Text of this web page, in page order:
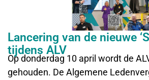
Lancering van de nieuwe
tijdens ALV
Op donderdag 10 april wordt de
gehouden. De Algemene